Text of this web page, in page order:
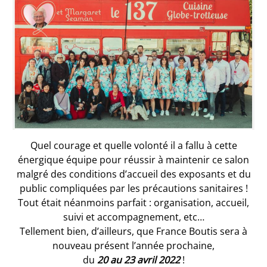
Quel courage et quelle volonté il a fallu à cette
énergique équipe pour réussir à maintenir ce salon
malgré des conditions d’accueil des exposants et du
public compliquées par les précautions sanitaires !
Tout était néanmoins parfait : organisation, accueil,
suivi et accompagnement, etc…
Tellement bien, d’ailleurs, que France Boutis sera à
nouveau présent l’année prochaine,
du 20 au 23 avril 2022 !